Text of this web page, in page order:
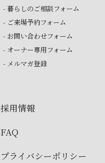
- 暮らしのご相談フォーム
- ご来場予約フォーム
- お問い合わせフォーム
- オーナー専用フォーム
- メルマガ登録
採用情報
FAQ
プライバシーポリシー